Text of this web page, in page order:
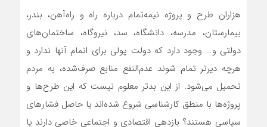
هزاران طرح و پروژه نیمه‌تمام درباره راه و راه‌آهن، بندر،
بیمارستان، مدرسه، دانشگاه، سد، نیروگاه، ساختمان‌های
دولتی و… وجود دارد که دولت پولی برای اتمام آنها ندارد و
هرچه دیرتر تمام شوند عدم‌النفع منابع صرف‌شده، به مردم
تحمیل می‌شود. از این بدتر معلوم نیست که این طرح‌ها و
پروژه‌ها با منطق کارشناسی شروع شده‌اند یا حاصل فشارهای
سیاسی هستند؟ بازدهی اقتصادی و اجتماعی خاصی دارند یا